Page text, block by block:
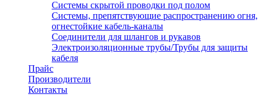
Системы скрытой проводки под полом
Системы, препятствующие распространению огня,
огнестойкие кабель-каналы
Соединители для шлангов и рукавов
Электроизоляционные трубы/Трубы для защиты
кабеля
Прайс
Производители
Контакты